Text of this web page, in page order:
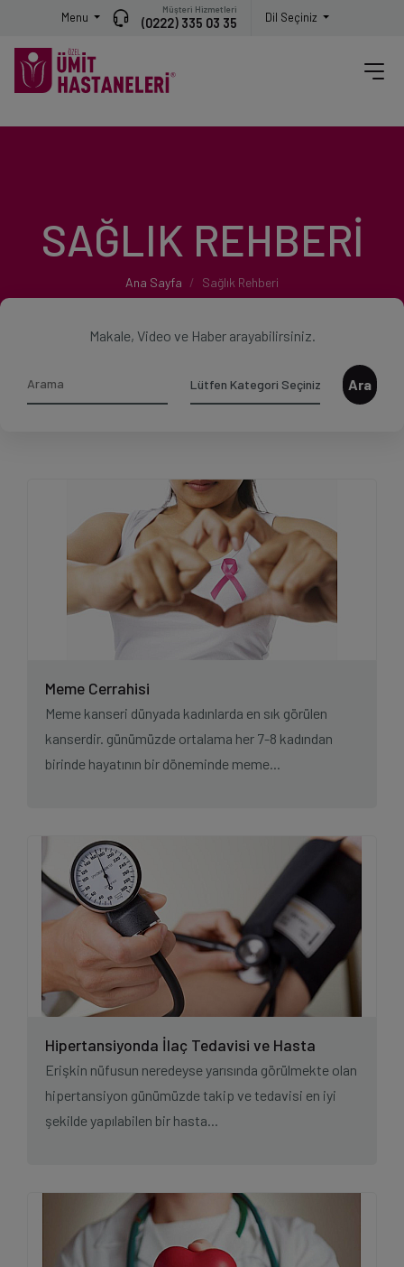
Menu
Müşteri Hizmetleri
(0222) 335 03 35 Dil Seçiniz
SAĞLIK REHBERİ
Ana Sayfa Sağlık Rehberi
Makale, Video ve Haber arayabilirsiniz.
Ara
Meme Cerrahisi
Meme kanseri dünyada kadınlarda en sık görülen
kanserdir. günümüzde ortalama her 7-8 kadından
birinde hayatının bir döneminde meme...
Hipertansiyonda İlaç Tedavisi ve Hasta
Uyumu
Erişkin nüfusun neredeyse yarısında görülmekte olan
hipertansiyon günümüzde takip ve tedavisi en iyi
şekilde yapılabilen bir hasta...